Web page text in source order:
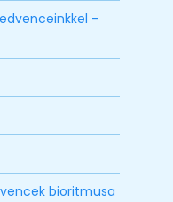
–
bioritmusa